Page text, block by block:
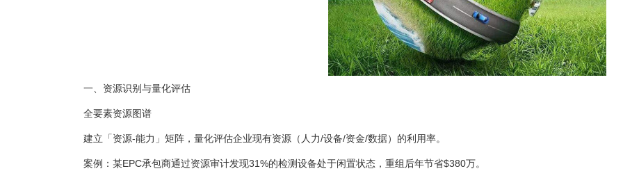
一、资源识别与量化评估
全要素资源图谱
建立「资源-能力」矩阵，量化评估企业现有资源（人力/设备/资金/数据）的利用率。
案例：某EPC承包商通过资源审计发现31%的检测设备处于闲置状态，重组后年节省$380万。